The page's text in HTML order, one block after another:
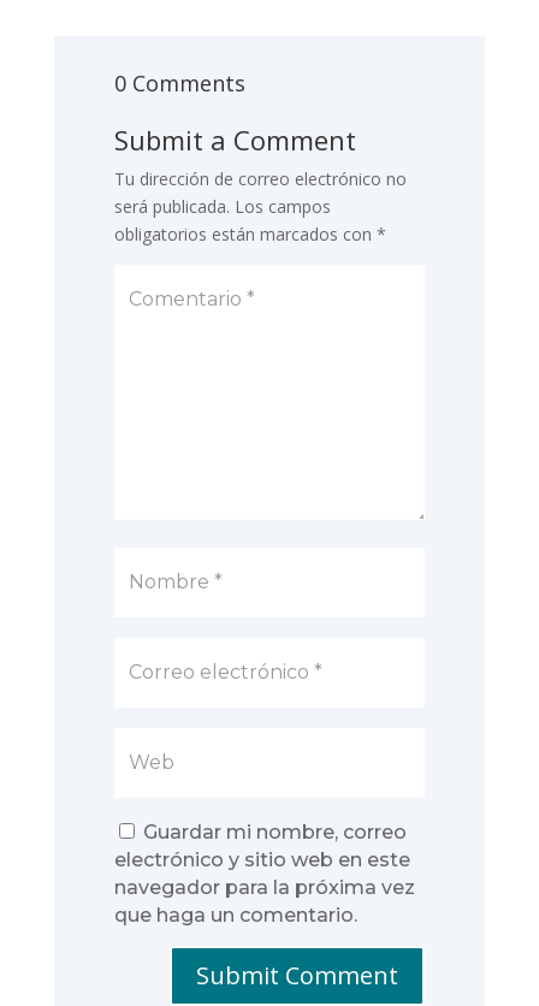
0 Comments
Submit a Comment
Tu dirección de correo electrónico no
será publicada. Los campos
obligatorios están marcados con *
Guardar mi nombre, correo
electrónico y sitio web en este
navegador para la próxima vez
que haga un comentario.
Submit Comment